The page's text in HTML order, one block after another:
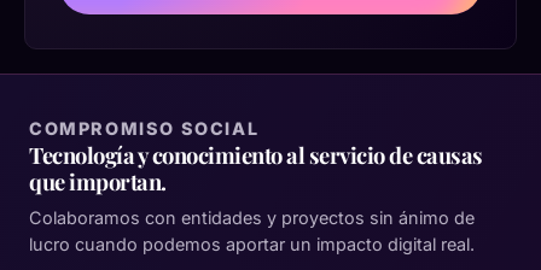
COMPROMISO SOCIAL
Tecnología y conocimiento al servicio de causas
que importan.
Colaboramos con entidades y proyectos sin ánimo de
lucro cuando podemos aportar un impacto digital real.